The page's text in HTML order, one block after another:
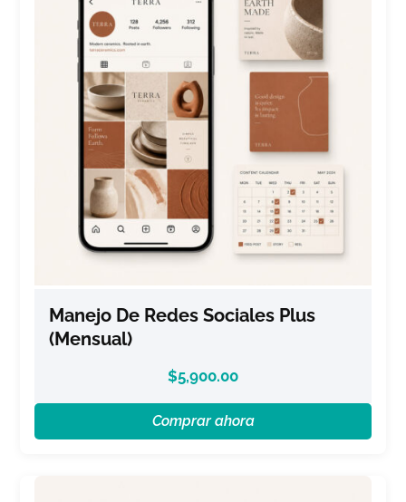
Manejo De Redes Sociales Plus
(Mensual)
$5,900.00
Comprar ahora